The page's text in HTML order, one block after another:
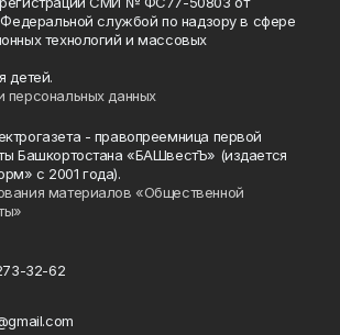
Федеральной службой по надзору в сфере
технологий и массовых
детей.
персональных данных
- правопреемница первой
Башкортостана «БАШвестЪ» (издается
с 2001 года).
материалов «Общественной
32-62